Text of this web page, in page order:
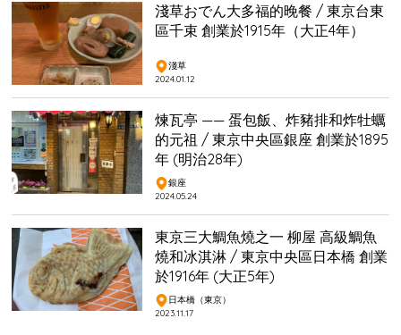
淺草おでん大多福的晚餐 / 東京台東
區千束 創業於1915年（大正4年）
淺草
2024.01.12
煉瓦亭 —— 蛋包飯、炸豬排和炸牡蠣
的元祖 / 東京中央區銀座 創業於1895
年 (明治28年)
銀座
2024.05.24
東京三大鯛魚燒之一 柳屋 高級鯛魚
燒和冰淇淋 / 東京中央區日本橋 創業
於1916年 (大正5年)
日本橋（東京）
2023.11.17